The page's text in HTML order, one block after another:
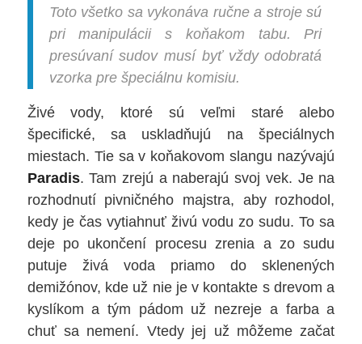
Toto všetko sa vykonáva ručne a stroje sú
pri manipulácii s koňakom tabu. Pri
presúvaní sudov musí byť vždy odobratá
vzorka pre špeciálnu komisiu.
Živé vody, ktoré sú veľmi staré alebo
špecifické, sa uskladňujú na špeciálnych
miestach. Tie sa v koňakovom slangu nazývajú
Paradis. Tam zrejú a naberajú svoj vek. Je na
rozhodnutí pivničného majstra, aby rozhodol,
kedy je čas vytiahnuť živú vodu zo sudu. To sa
deje po ukončení procesu zrenia a zo sudu
putuje živá voda priamo do sklenených
demižónov, kde už nie je v kontakte s drevom a
kyslíkom a tým pádom už nezreje a farba a
chuť sa nemení. Vtedy jej už môžeme začat